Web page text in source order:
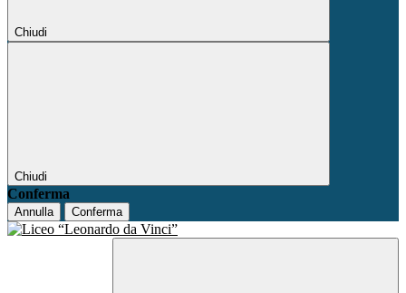
Chiudi
Chiudi
Conferma
Annulla Conferma